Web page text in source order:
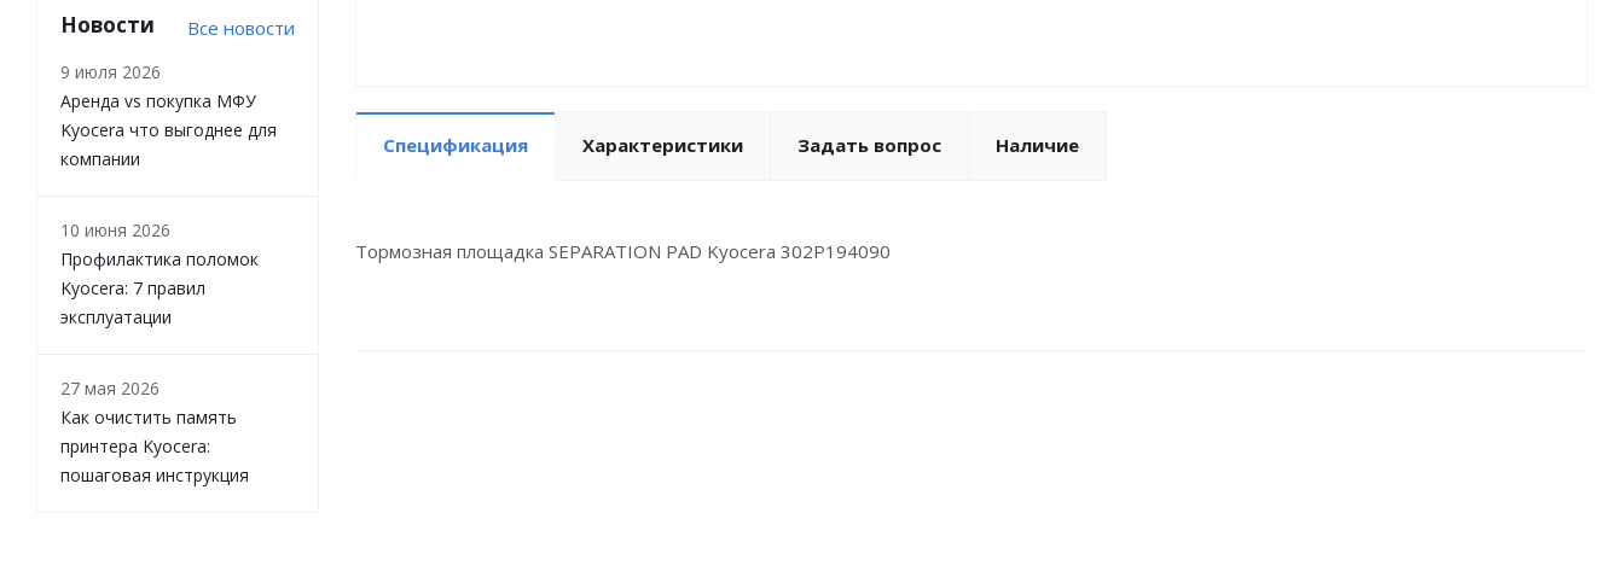
Спецификация Характеристики Задать вопрос Наличие
Тормозная площадка SEPARATION PAD Kyocera 302P194090
Новости Все новости
9 июля 2026
Аренда vs покупка МФУ
Kyocera что выгоднее для
компании
10 июня 2026
Профилактика поломок
Kyocera: 7 правил
эксплуатации
27 мая 2026
Как очистить память
принтера Kyocera:
пошаговая инструкция